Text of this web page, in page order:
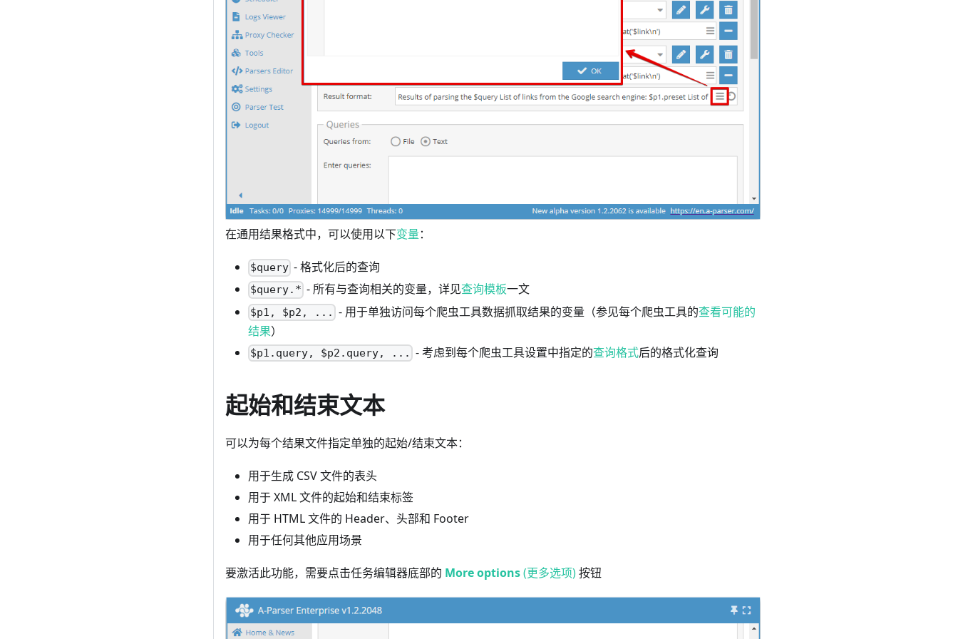
在通用结果格式中，可以使用以下变量：
$query - 格式化后的查询
$query.* - 所有与查询相关的变量，详见查询模板一文
$p1, $p2, ... - 用于单独访问每个爬虫工具数据抓取结果的变量（参见每个爬虫工具的查看可能的
结果）
$p1.query, $p2.query, ... - 考虑到每个爬虫工具设置中指定的查询格式后的格式化查询
起始和结束文本
可以为每个结果文件指定单独的起始/结束文本：
用于生成 CSV 文件的表头
用于 XML 文件的起始和结束标签
用于 HTML 文件的 Header、头部和 Footer
用于任何其他应用场景
要激活此功能，需要点击任务编辑器底部的 More options(更多选项)按钮